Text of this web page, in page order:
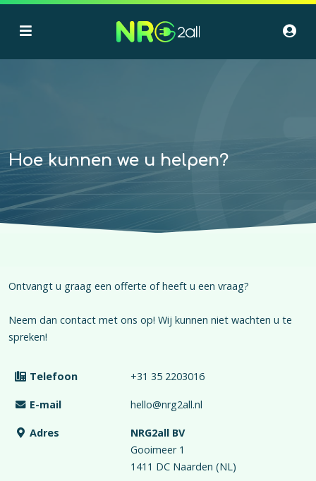
Hoe kunnen we u helpen?
Ontvangt u graag een offerte of heeft u een vraag?
Neem dan contact met ons op! Wij kunnen niet wachten u te
spreken!
Telefoon +31 35 2203016
E-mail hello@nrg2all.nl
Adres
NRG2all BV
Gooimeer 1
1411 DC Naarden (NL)